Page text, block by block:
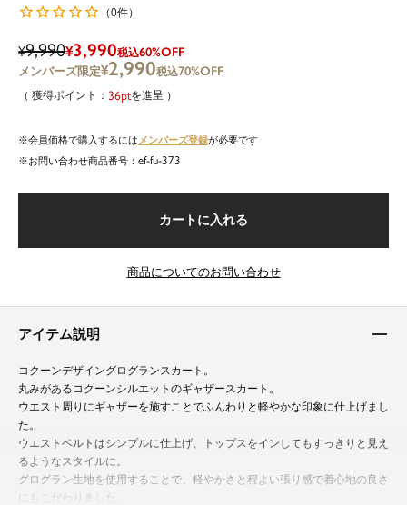
（0件）
¥9,990¥3,990税込60%OFF
¥2,990税込70%OFF
36 を進呈
会員価格で購入するには メンバーズ登録が必要です
商品番号
ef-fu-373
カートに入れる
商品についてのお問い合わせ
アイテム説明
コクーンデザイングログランスカート。
丸みがあるコクーンシルエットのギャザースカート。
ウエスト周りにギャザーを施すことでふんわりと軽やかな印象に仕上げまし
た。
ウエストベルトはシンプルに仕上げ、トップスをインしてもすっきりと見え
るようなスタイルに。
グログラン生地を使用することで、軽やかさと程よい張り感で着心地の良さ
にもこだわりました。